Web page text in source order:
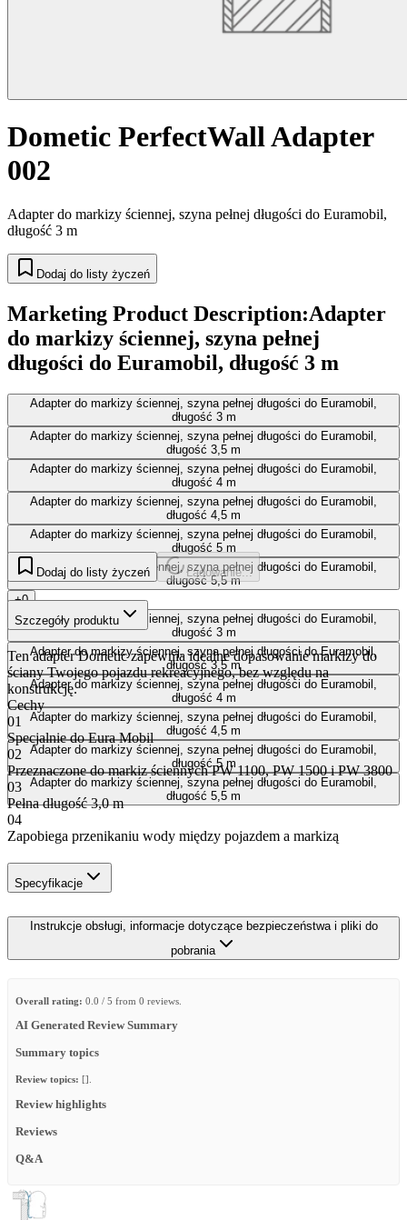
Dometic PerfectWall Adapter
002
Adapter do markizy ściennej, szyna pełnej długości do Euramobil,
długość 3 m
Dodaj do listy życzeń
Marketing Product Description:Adapter
do markizy ściennej, szyna pełnej
długości do Euramobil, długość 3 m
Adapter do markizy ściennej, szyna pełnej długości do Euramobil,
długość 3 m
Adapter do markizy ściennej, szyna pełnej długości do Euramobil,
długość 3,5 m
Adapter do markizy ściennej, szyna pełnej długości do Euramobil,
długość 4 m
Adapter do markizy ściennej, szyna pełnej długości do Euramobil,
długość 4,5 m
Adapter do markizy ściennej, szyna pełnej długości do Euramobil,
długość 5 m
Adapter do markizy ściennej, szyna pełnej długości do Euramobil,
długość 5,5 m
+0
Adapter do markizy ściennej, szyna pełnej długości do Euramobil,
długość 3 m
Adapter do markizy ściennej, szyna pełnej długości do Euramobil,
długość 3,5 m
Adapter do markizy ściennej, szyna pełnej długości do Euramobil,
długość 4 m
Adapter do markizy ściennej, szyna pełnej długości do Euramobil,
długość 4,5 m
Adapter do markizy ściennej, szyna pełnej długości do Euramobil,
długość 5 m
Adapter do markizy ściennej, szyna pełnej długości do Euramobil,
długość 5,5 m
Dodaj do listy życzeń Ładowanie...
Szczegóły produktu
Ten adapter Dometic zapewnia idealne dopasowanie markizy do
ściany Twojego pojazdu rekreacyjnego, bez względu na
konstrukcję.
Cechy
01
Specjalnie do Eura Mobil
02
Przeznaczone do markiz ściennych PW 1100, PW 1500 i PW 3800
03
Pełna długość 3,0 m
04
Zapobiega przenikaniu wody między pojazdem a markizą
Specyfikacje
Instrukcje obsługi, informacje dotyczące bezpieczeństwa i pliki do
pobrania
Overall rating: 0.0 / 5 from 0 reviews.
AI Generated Review Summary
Summary topics
Review topics: [].
Review highlights
Reviews
Q&A